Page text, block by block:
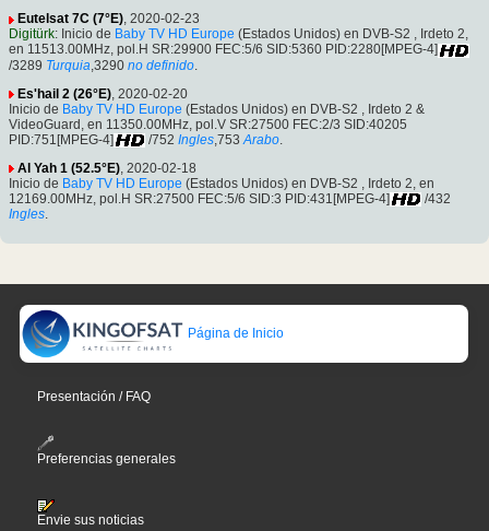
Eutelsat 7C (7°E), 2020-02-23
Digitürk: Inicio de Baby TV HD Europe (Estados Unidos) en DVB-S2 , Irdeto 2,
en 11513.00MHz, pol.H SR:29900 FEC:5/6 SID:5360 PID:2280[MPEG-4]
/3289 Turquia ,3290 no definido
Es'hail 2 (26°E) , 2020-02-20
Inicio de Baby TV HD Europe (Estados Unidos) en DVB-S2 , Irdeto 2 &
VideoGuard, en 11350.00MHz, pol.V SR:27500 FEC:2/3 SID:40205
PID:751[MPEG-4]
/752 Ingles ,753 Arabo
Al Yah 1 (52.5°E), 2020-02-18
Inicio de Baby TV HD Europe (Estados Unidos) en DVB-S2 , Irdeto 2, en
12169.00MHz, pol.H SR:27500 FEC:5/6 SID:3 PID:431[MPEG-4]
/432
Ingles.
Página de Inicio
Presentación / FAQ
Preferencias generales
Envie sus noticias